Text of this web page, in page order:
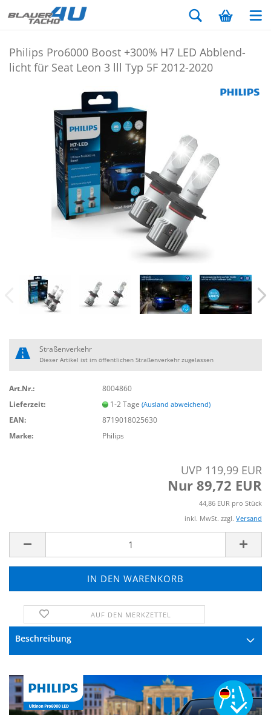
Phil­ips Pro6000 Boost +300% H7 LED Ab­blend­
licht für Seat Leon 3 lll Typ 5F 2012-​2020
Art.Nr.:
8004860
Lieferzeit:
1-2 Tage(Ausland abweichend)
EAN:
8719018025630
Marke:
Philips
Straßenverkehr
Dieser Artikel ist im öffentlichen Straßenverkehr zugelassen
UVP 119,99 EUR
Nur 89,72 EUR
44,86 EUR pro Stück
inkl. MwSt. zzgl. Versand
AUF DEN MERKZETTEL
Beschreibung